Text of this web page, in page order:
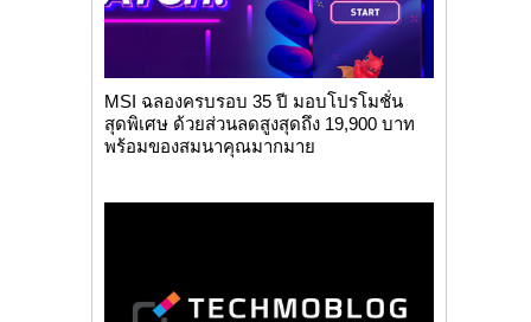
MSI ฉลองครบรอบ 35 ปี มอบโปรโมชั่น
สุดพิเศษ ด้วยส่วนลดสูงสุดถึง 19,900 บาท
พร้อมของสมนาคุณมากมาย